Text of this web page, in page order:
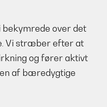
bekymrede over det
Vi stræber efter at
og fører aktivt
af bæredygtige